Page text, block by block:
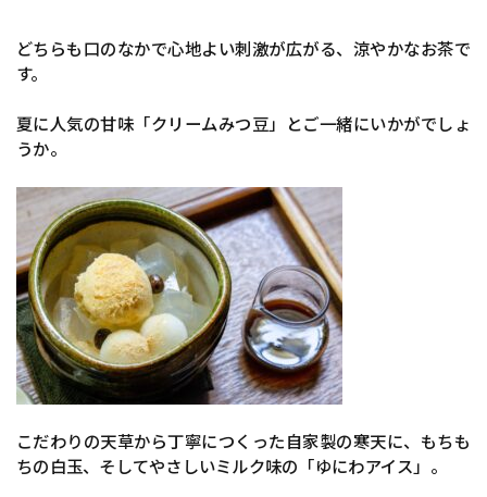
どちらも口のなかで心地よい刺激が広がる、涼やかなお茶で
す。
夏に人気の甘味「クリームみつ豆」とご一緒にいかがでしょ
うか。
こだわりの天草から丁寧につくった自家製の寒天に、もちも
ちの白玉、そしてやさしいミルク味の「ゆにわアイス」。